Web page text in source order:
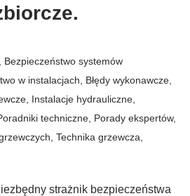
Bezpieczeństwo systemów
w instalacjach Błędy wykonawcze
Instalacje hydrauliczne
techniczne Porady ekspertów,
Technika grzewcza
strażnik bezpieczeństwa